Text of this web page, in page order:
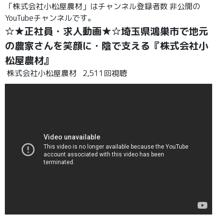
「株式会社小松屋農材」はチャンネル登録者数 非公開の
YouTubeチャンネルです。
☆★正社員・求人動画★☆埼玉県鴻巣市で地元
の農家さんを笑顔に・陰で支える『株式会社小
松屋農材』
株式会社小松屋農材 2,511回視聴